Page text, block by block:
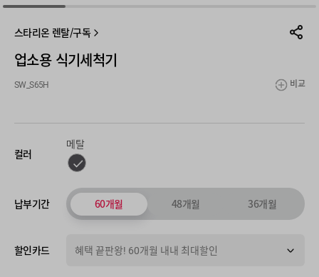
스타리온 렌탈/구독
업소용 식기세척기
SW_S65H 비교
컬러
메탈
납부기간 60개월 48개월 36개월
할인카드 혜택 끝판왕! 60개월 내내 최대할인